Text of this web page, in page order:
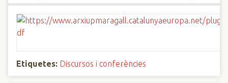
Etiquetes: Discursos i conferències